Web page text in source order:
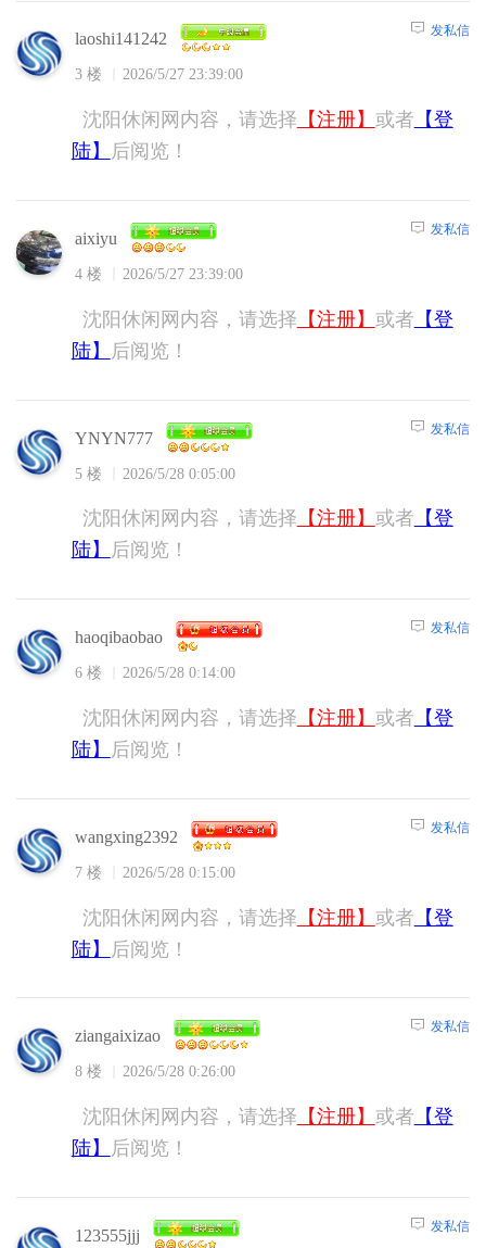
laoshi141242
3 楼 2026/5/27 23:39:00
发私信
沈阳休闲网内容，请选择 【注册】 或者 【登
陆】
后阅览！
aixiyu
4 楼 2026/5/27 23:39:00
发私信
沈阳休闲网内容，请选择 【注册】 或者 【登
陆】
后阅览！
YNYN777
5 楼 2026/5/28 0:05:00
发私信
沈阳休闲网内容，请选择 【注册】 或者 【登
陆】
后阅览！
haoqibaobao
6 楼 2026/5/28 0:14:00
发私信
沈阳休闲网内容，请选择 【注册】 或者 【登
陆】
后阅览！
wangxing2392
7 楼 2026/5/28 0:15:00
发私信
沈阳休闲网内容，请选择 【注册】 或者 【登
陆】
后阅览！
ziangaixizao
8 楼 2026/5/28 0:26:00
发私信
沈阳休闲网内容，请选择 【注册】 或者 【登
陆】
后阅览！
123555jjj 发私信